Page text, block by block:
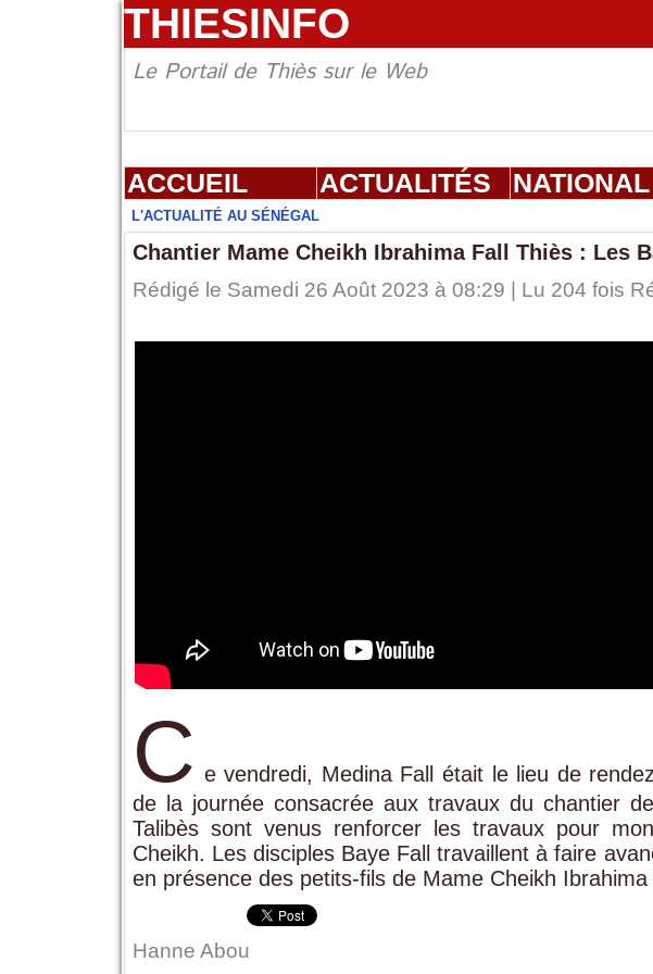
THIESINFO
Le Portail de Thiès sur le Web
ACCUEIL ACTUALITÉS NATIONAL
L'ACTUALITÉ AU SÉNÉGAL
Chantier Mame Cheikh Ibrahima Fall Thiès : Les
Rédigé le Samedi 26 Août 2023 à 08:29 | Lu 204 fois
C e vendredi, Medina Fall était le lieu de
de la journée consacrée aux travaux du chantier
Talibès sont venus renforcer les travaux pour
Cheikh. Les disciples Baye Fall travaillent à faire
en présence des petits-fils de Mame Cheikh Ibrahima
Hanne Abou